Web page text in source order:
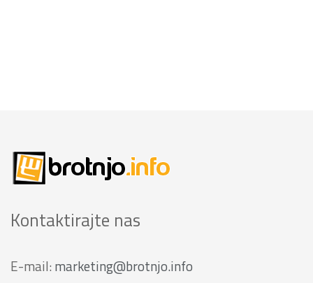
Kontaktirajte nas
E-mail: marketing@brotnjo.info